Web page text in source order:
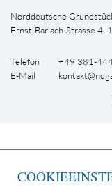
Norddeutsche
Ernst-Barlach-Strasse 4,
Telefon +49 381-444
E-Mail